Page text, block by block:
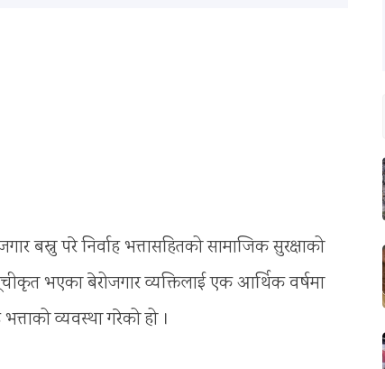
बस्नु परे निर्वाह भत्तासहितको सामाजिक सुरक्षाको
भएका बेरोजगार व्यक्तिलाई एक आर्थिक वर्षमा
व्यवस्था गरेको हो ।